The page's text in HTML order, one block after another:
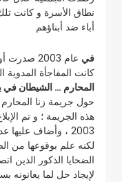
نطاق الأسرة و كانت
أباء ضد أبناؤهم
في
عام
كانت المفاجأة
المحارم … الشيطان في
هذه الجريمة ؛ و تم
2003 ، وأضاف
لكنه علم بوقوعها من
الضحايا الذكور
لإيجاد حل لما يعانونه